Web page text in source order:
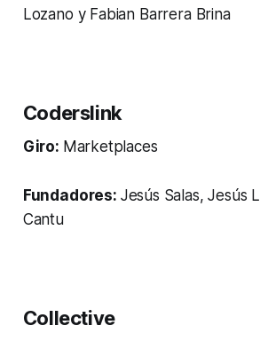
Lozano y Fabian Barrera Brina
Coderslink
Giro: Marketplaces
Fundadores: Jesús Salas, Jesús
Cantu
Collective